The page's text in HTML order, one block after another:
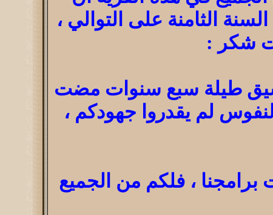
الثامنة على التوالي ،
شكر :
طيلة سبع سنوات مضت
لم يقدروا جهودكم ،
برامجنا ، فلكم من الجميع